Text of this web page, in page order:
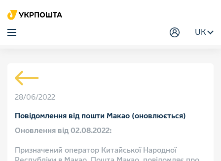
UK
28/06/2022
Повідомлення від пошти Макао (оновлюється)
Оновлення від 02.08.2022:
Призначений оператор Китайської Народної